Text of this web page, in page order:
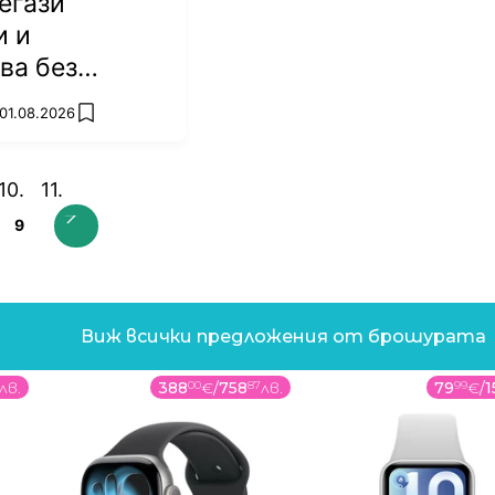
и
без
add favorites
9
Виж всички предложения от брошурата
лв. 38800€/75887лв. 7999€/